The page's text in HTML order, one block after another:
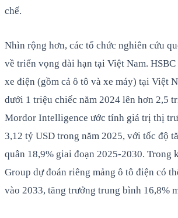
chế.
Nhìn rộng hơn, các tổ chức nghiên cứu
về triển vọng dài hạn tại Việt Nam. HSBC
xe điện (gồm cả ô tô và xe máy) tại Việt
dưới 1 triệu chiếc năm 2024 lên hơn 2,5
Mordor Intelligence ước tính giá trị thị
3,12 tỷ USD trong năm 2025, với tốc độ
quân 18,9% giai đoạn 2025-2030. Trong
Group dự đoán riêng mảng ô tô điện có
vào 2033, tăng trưởng trung bình 16,8%